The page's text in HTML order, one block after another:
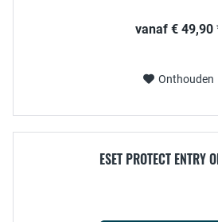
vanaf € 49,90
Onthouden
ESET PROTECT ENTRY